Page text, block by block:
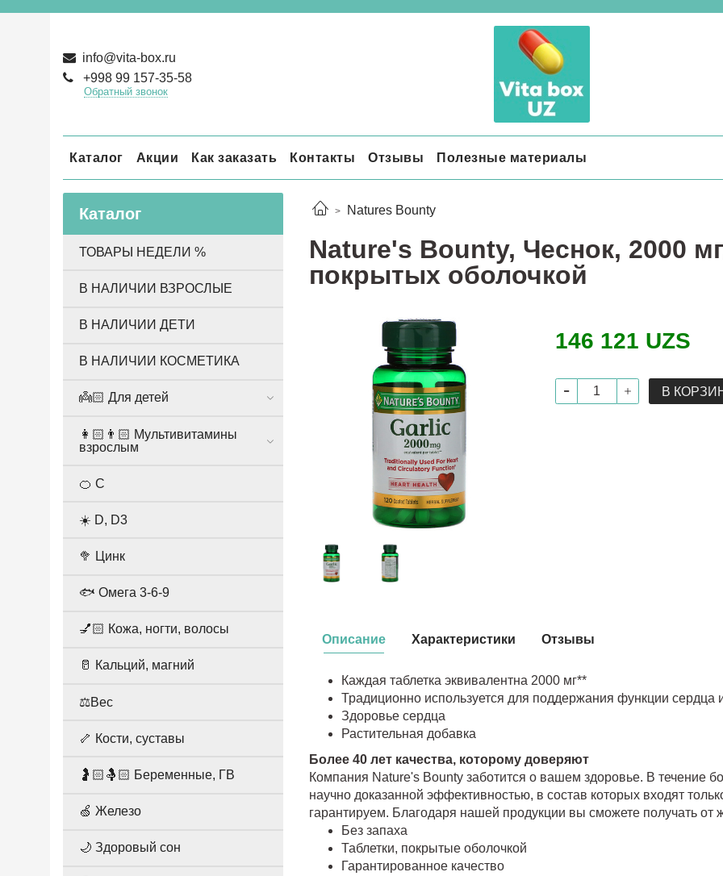
info@vita-box.ru
+998 99 157-35-58
Обратный звонок
Каталог Акции Как заказать Контакты Отзывы Полезные материалы
Natures Bounty
Nature's Bounty, Чеснок, 2000
покрытых оболочкой
146 121 UZS
В
Описание
Каждая таблетка эквивалентна 2000 мг**
Традиционно используется для поддержания функции сердца
Здоровье сердца
Растительная добавка
Более 40 лет качества, которому доверяют
Компания Nature's Bounty заботится о вашем здоровье. В течение
научно доказанной эффективностью, в состав которых входят
гарантируем. Благодаря нашей продукции вы сможете получать
Без запаха
Таблетки, покрытые оболочкой
Гарантированное качество
Характеристики Отзывы
Каталог
ТОВАРЫ НЕДЕЛИ %
В НАЛИЧИИ ВЗРОСЛЫЕ
В НАЛИЧИИ ДЕТИ
В НАЛИЧИИ КОСМЕТИКА
👼🏻 Для детей
👩🏻👨🏻 Мультивитамины
взрослым
🍊 С
☀️ D, D3
🥦 Цинк
🐟 Омега 3-6-9
💅🏻 Кожа, ногти, волосы
🥛 Кальций, магний
⚖️Вес
🦴 Кости, суставы
🤰🏻🤱🏻 Беременные, ГВ
🍏 Железо
🌙 Здоровый сон